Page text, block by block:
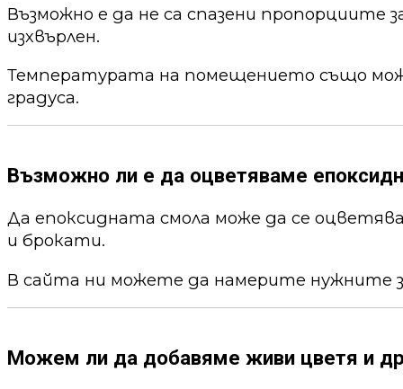
Възможно е да не са спазени пропорциите
изхвърлен.
Температурата на помещението също
градуса.
Възможно ли е да оцветяваме
Да епоксидната смола може да се
и брокати.
В сайта ни можете да намерите нужните
Можем ли да добавяме живи цветя и